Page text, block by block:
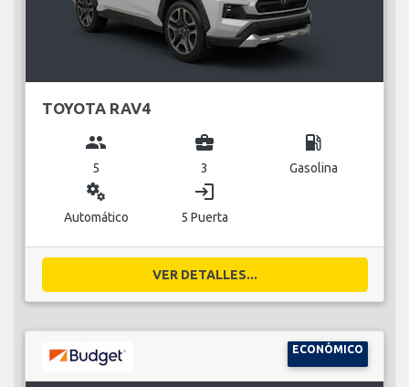
TOYOTA RAV4
group
5
business_center
3
local_gas_station
Gasolina
miscellaneous_services
Automático
login
5 Puerta
VER DETALLES...
ECONÓMICO